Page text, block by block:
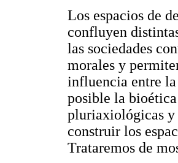
Los espacios de
confluyen
las sociedades
morales y
influencia entre
posible la
pluriaxiológicas y
construir los
Trataremos de